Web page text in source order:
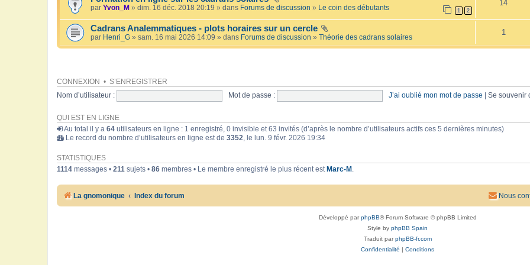
i
l
e
l
a
i
s
1 2
par Yvon_M » dim. 16 déc. 2018 20:19 » dans Forums de discussion » Le coin des débutants
14
Cadrans Analemmatiques - plots horaires sur un cercle
par Henri_G » sam. 16 mai 2026 14:09 » dans Forums de discussion » Théorie des cadrans solaires
1
CONNEXION • S’ENREGISTRER
Nom d’utilisateur : Mot de passe : J’ai oublié mon mot de passe Se souvenir
QUI EST EN LIGNE
Au total il y a 64 utilisateurs en ligne : 1 enregistré, 0 invisible et 63 invités (d’après le nombre d’utilisateurs actifs ces 5 dernières minutes)
Le record du nombre d’utilisateurs en ligne est de 3352 , le lun. 9 févr. 2026 19:34
STATISTIQUES
1114 messages • 211 sujets • 86 membres • Le membre enregistré le plus récent est Marc-M
La gnomonique Index du forum Nous
Développé parphpBB® Forum Software © phpBB Limited
Style by phpBB Spain
Traduit parphpBB-fr.com
Confidentialité | Conditions